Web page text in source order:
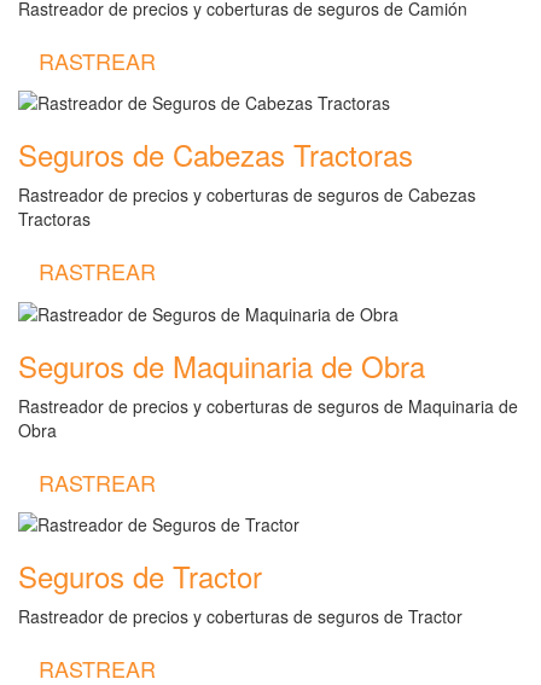
Rastreador de precios y coberturas de seguros de Camión
RASTREAR
Seguros de Cabezas Tractoras
Rastreador de precios y coberturas de seguros de Cabezas
Tractoras
RASTREAR
Seguros de Maquinaria de Obra
Rastreador de precios y coberturas de seguros de Maquinaria de
Obra
RASTREAR
Seguros de Tractor
Rastreador de precios y coberturas de seguros de Tractor
RASTREAR